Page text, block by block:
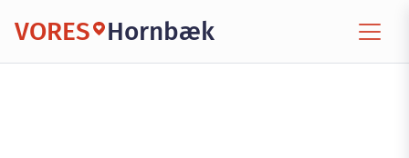
VORES Hornbæk